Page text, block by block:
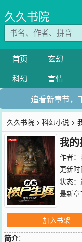
久久书院
首页 玄幻
科幻
言情
追看新章节，
久久书院 >科幻小说 >
我的
作者：
更新
状态：
最新章
加入书架
简介：